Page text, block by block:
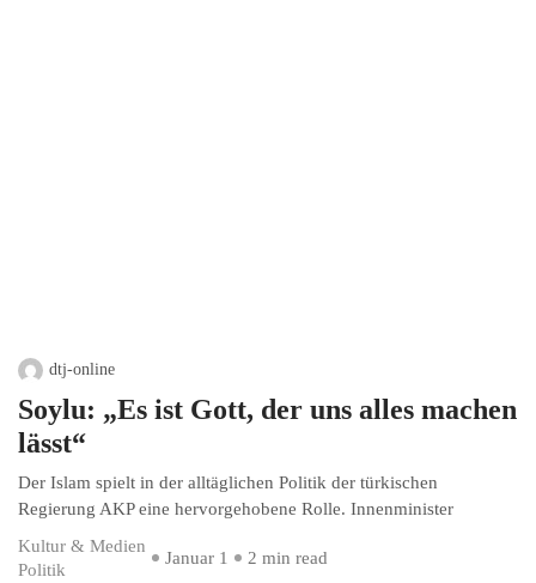
dtj-online
Soylu: „Es ist Gott, der uns alles machen
lässt“
Der Islam spielt in der alltäglichen Politik der türkischen
Regierung AKP eine hervorgehobene Rolle. Innenminister
Kultur & Medien
Politik
Januar 1 2 min read